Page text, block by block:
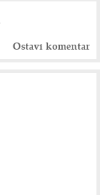
Ostavi komentar